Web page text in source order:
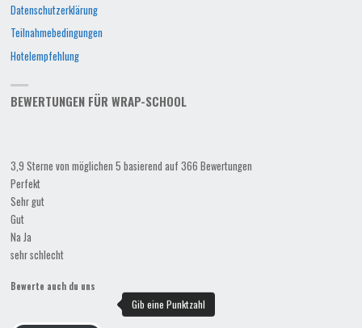
Datenschutzerklärung
Teilnahmebedingungen
Hotelempfehlung
BEWERTUNGEN FÜR WRAP-SCHOOL
3,9 Sterne von möglichen 5 basierend auf 366 Bewertungen
Perfekt
Sehr gut
Gut
Na Ja
sehr schlecht
Bewerte auch du uns